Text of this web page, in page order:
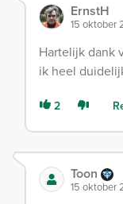
ErnstH
15 oktober
Hartelijk dank
ik heel
2
Toon
15 oktober